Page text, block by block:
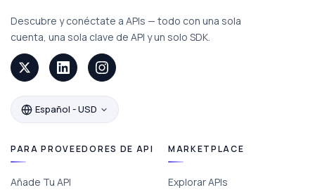
Descubre y conéctate a APIs — todo con una sola
cuenta, una sola clave de API y un solo SDK.
Español - USD
PARA PROVEEDORES DE API
Añade Tu API
MARKETPLACE
Explorar APIs